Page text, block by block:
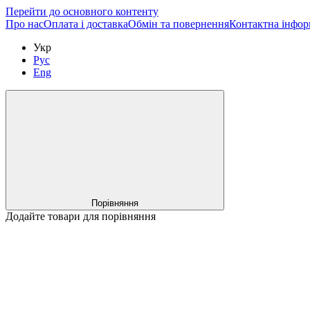
Перейти до основного контенту
Про насОплата і доставкаОбмін та поверненняКонтактна
Укр
Рус
Eng
Порівняння
Додайте товари для порівняння